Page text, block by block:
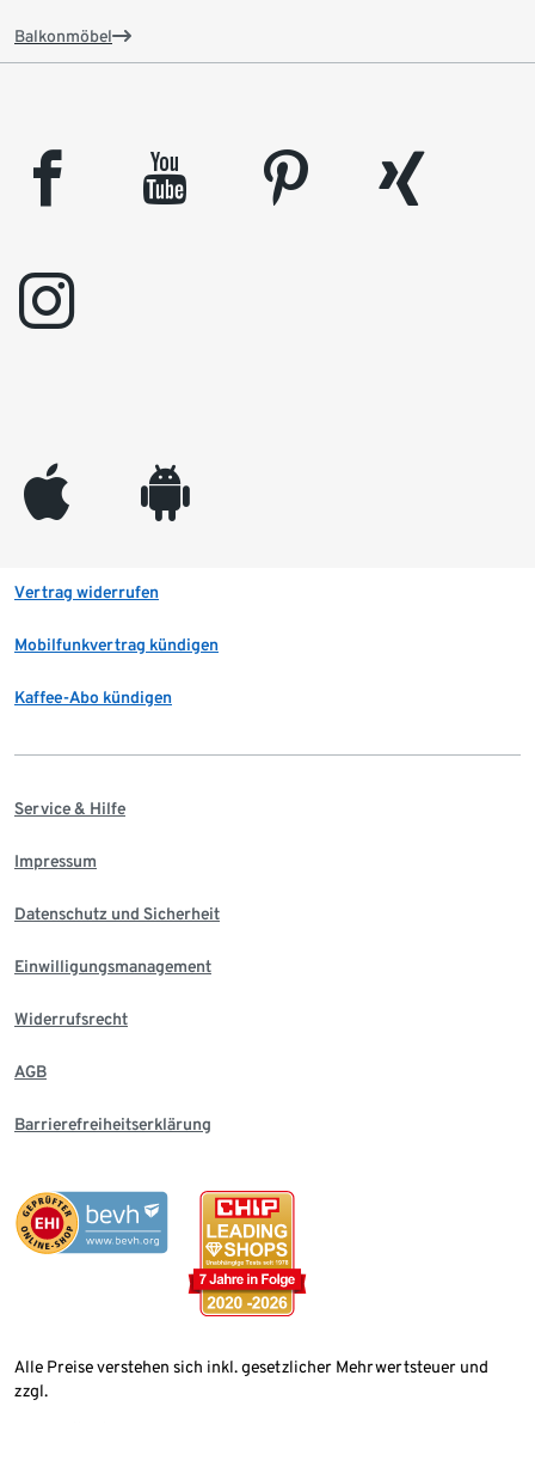
Balkonmöbel
facebook youtube pinterest
xing
instagram
appleinc android
Vertrag widerrufen
Mobilfunkvertrag kündigen
Kaffee-Abo kündigen
Service & Hilfe
Impressum
Datenschutz und Sicherheit
Einwilligungsmanagement
Widerrufsrecht
AGB
Barrierefreiheitserklärung
Alle Preise verstehen sich inkl. gesetzlicher Mehrwertsteuer und
zzgl.